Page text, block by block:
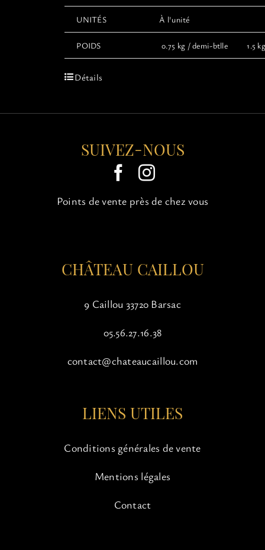
UNITÉS À l'unité
POIDS 0.75 kg / demi-btlle 1.5
Détails
SUIVEZ-NOUS
Points de vente près de chez vous
CHÂTEAU CAILLOU
9 Caillou 33720 Barsac
05.56.27.16.38
contact@chateaucaillou.com
LIENS UTILES
Conditions générales de vente
Mentions légales
Contact